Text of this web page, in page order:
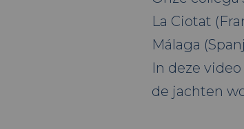
La Ciotat
Málaga
In deze
de jachten